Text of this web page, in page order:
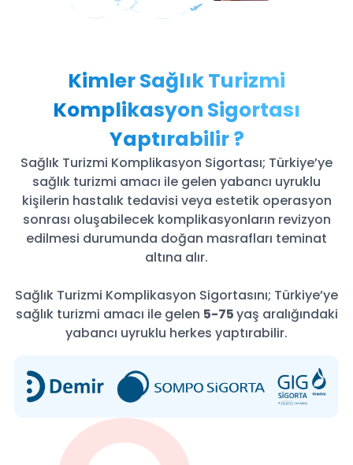
Kimler Sağlık Turizmi
Komplikasyon Sigortası
Yaptırabilir ?
Sağlık Turizmi Komplikasyon Sigortası; Türkiye’ye
sağlık turizmi amacı ile gelen yabancı uyruklu
kişilerin hastalık tedavisi veya estetik operasyon
sonrası oluşabilecek komplikasyonların revizyon
edilmesi durumunda doğan masrafları teminat
altına alır.
Sağlık Turizmi Komplikasyon Sigortasını; Türkiye’ye
sağlık turizmi amacı ile gelen 5-75yaş aralığındaki
yabancı uyruklu herkes yaptırabilir.